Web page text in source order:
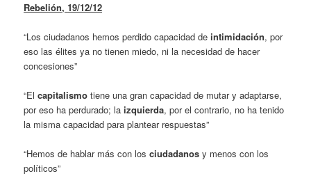
Rebelión,19/12/12
“Los ciudadanos hemos perdido capacidad de intimidación, por
eso las élites ya no tienen miedo, ni la necesidad de hacer
concesiones”
“Elcapitalismo tiene una gran capacidad de mutar y adaptarse,
por eso ha perdurado; laizquierda, por el contrario, no ha tenido
la misma capacidad para plantear respuestas”
“Hemos de hablar más con losciudadanos y menos con los
políticos”